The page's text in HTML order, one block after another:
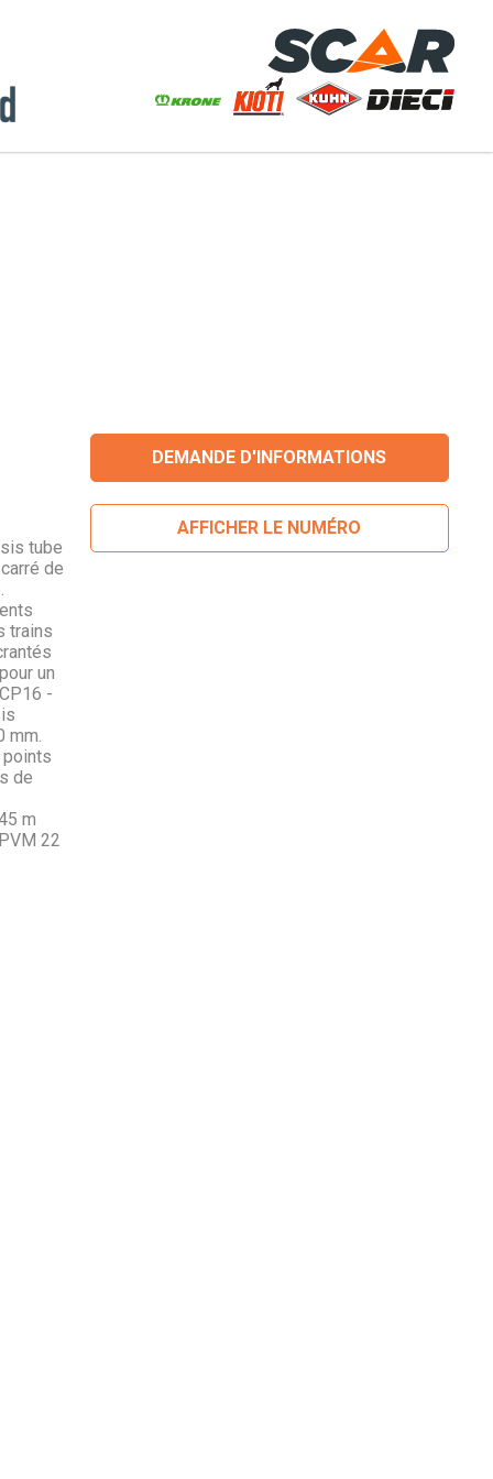
tube
de
trains
un
-
mm.
points
de
m
22
DEMANDE D'INFORMATIONS
AFFICHER LE NUMÉRO